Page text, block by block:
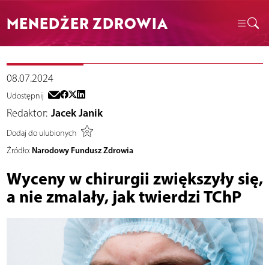
MENEDŻER ZDROWIA
08.07.2024
Udostępnij
Redaktor: Jacek Janik
Dodaj do ulubionych
Źródło: Narodowy Fundusz Zdrowia
Wyceny w chirurgii zwiększyły się,
a nie zmalały, jak twierdzi TChP